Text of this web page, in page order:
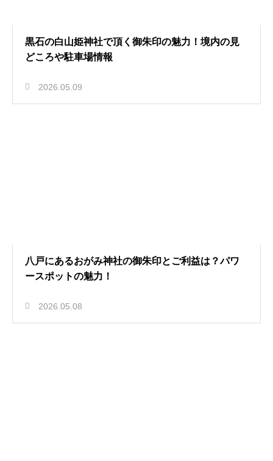
黒石の白山姫神社で頂く御朱印の魅力！境内の見
どころや駐車場情報
2026.05.09
八戸にあるおがみ神社の御朱印とご利益は？パワ
ースポットの魅力！
2026.05.08